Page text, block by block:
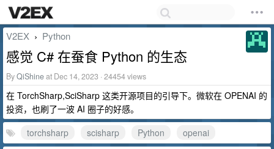
V2EX › Python
感觉 C# 在蚕食 Python 的生态
ByQiShineat Dec 14, 2023 · 24454 views
在 TorchSharp,SciSharp 这类开源项目的引导下。微软在 OPENAI 的
投资，也刷了一波 AI 圈子的好感。
torchsharp
scisharp Python
openai